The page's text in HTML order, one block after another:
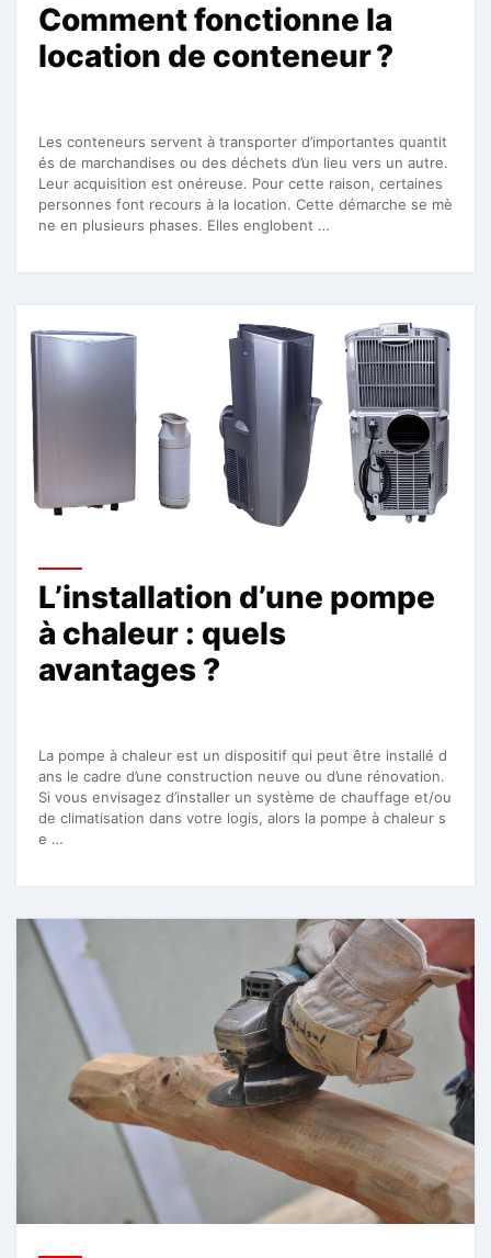
Comment fonctionne la
location de conteneur ?
Les conteneurs servent à transporter d’importantes quantit
és de marchandises ou des déchets d’un lieu vers un autre.
Leur acquisition est onéreuse. Pour cette raison, certaines
personnes font recours à la location. Cette démarche se mè
ne en plusieurs phases. Elles englobent …
L’installation d’une pompe
à chaleur : quels
avantages ?
La pompe à chaleur est un dispositif qui peut être installé d
ans le cadre d’une construction neuve ou d’une rénovation.
Si vous envisagez d’installer un système de chauffage et/ou
de climatisation dans votre logis, alors la pompe à chaleur s
e …